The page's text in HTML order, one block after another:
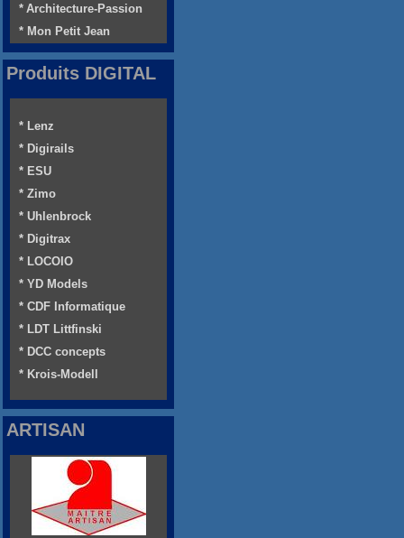
* Architecture-Passion
* Mon Petit Jean
Produits DIGITAL
* Lenz
* Digirails
* ESU
* Zimo
* Uhlenbrock
* Digitrax
* LOCOIO
* YD Models
* CDF Informatique
* LDT Littfinski
* DCC concepts
* Krois-Modell
ARTISAN